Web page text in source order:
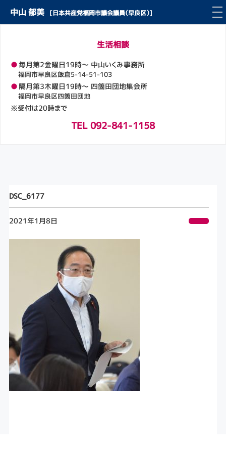
中山 郁美 [日本共産党福岡市議会議員（早良区）]
生活相談
●毎月第2金曜日19時～ 中山いくみ事務所
福岡市早良区飯倉5-14-51-103
● 隔月第3木曜日19時～ 四箇田団地集会所
福岡市早良区四箇田団地
※受付は20時まで
TEL 092-841-1158
DSC_6177
2021年1月8日